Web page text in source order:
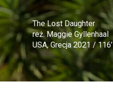
The Lost Daughter
reż. Maggie Gyllenhaal
USA, Grecja 2021 / 116’